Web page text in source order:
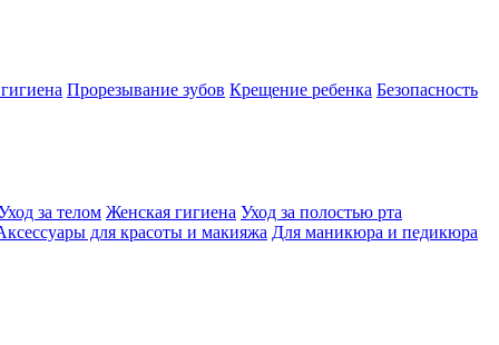
Прорезывание зубов Крещение ребенка Безопасность
за телом Женская гигиена Уход за полостью рта
для красоты и макияжа Для маникюра и педикюра